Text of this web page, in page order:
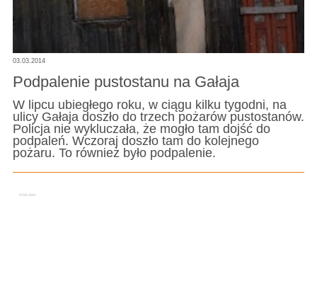
03.03.2014
Podpalenie pustostanu na Gałaja
W lipcu ubiegłego roku, w ciągu kilku tygodni, na
ulicy Gałaja doszło do trzech pożarów pustostanów.
Policja nie wykluczała, że mogło tam dojść do
podpaleń. Wczoraj doszło tam do kolejnego
pożaru. To również było podpalenie.